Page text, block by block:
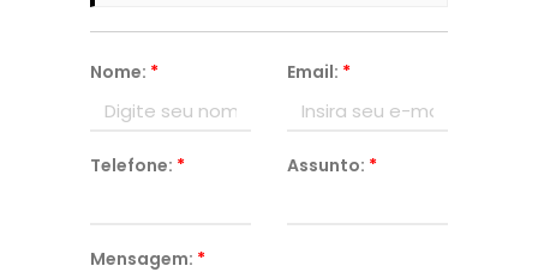
Nome: * Email: *
Telefone: * Assunto: *
Mensagem: *